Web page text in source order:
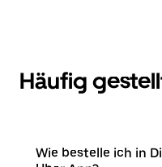
Häufig
Wie bestelle ich in